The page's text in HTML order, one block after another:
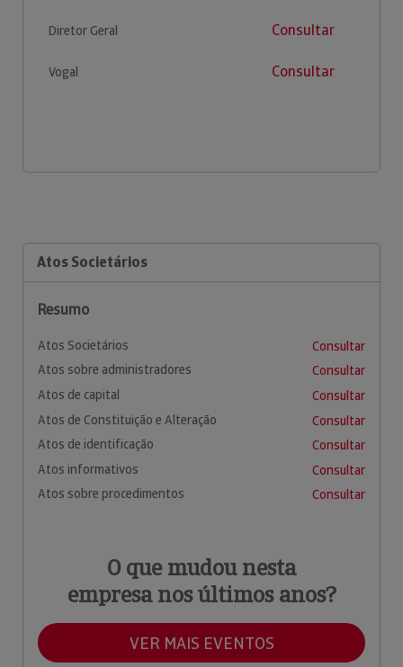
Diretor Geral Consultar
Vogal Consultar
Atos Societários
Resumo
Atos Societários
Consultar
Atos sobre administradores
Consultar
Atos de capital
Consultar
Atos de Constituição e Alteração
Consultar
Atos de identificação
Consultar
Atos informativos
Consultar
Atos sobre procedimentos
Consultar
O que mudou nesta
empresa nos últimos anos?
VER MAIS EVENTOS